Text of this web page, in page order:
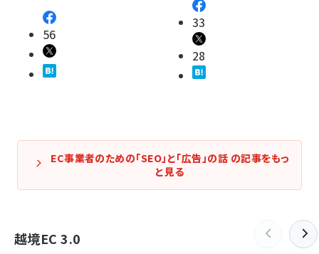
56
33
28
EC事業者のための「SEO」と「広告」の話 の記事をもっ
と見る
越境EC 3.0